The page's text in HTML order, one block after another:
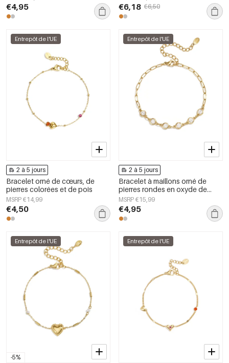
€4,95 €6,18 €6,50
Entrepôt de l'UE
2 à 5 jours
Bracelet orné de cœurs, de
pierres colorées et de pois
MSRP €14,99
€4,50
Entrepôt de l'UE
2 à 5 jours
Bracelet à maillons orné de
pierres rondes en oxyde de
zirconium
MSRP €15,99
€4,95
-5%
Entrepôt de l'UE Entrepôt de l'UE